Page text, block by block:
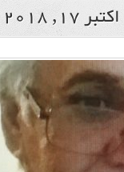
اکتبر 17, 2018